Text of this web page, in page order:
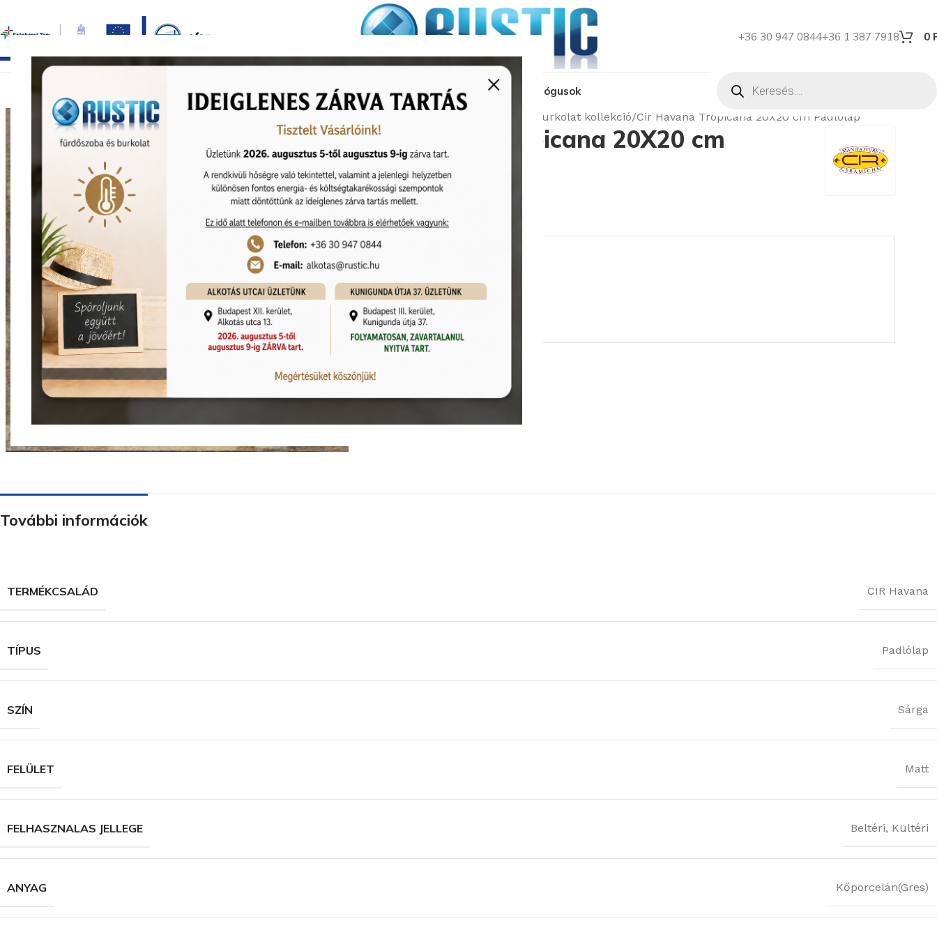
+36 30 947 0844+36 1 387 7918 0
termékek képgalériabemutatkozásüzleteink látványtervezés pályázat katalógusok
Nagyításhoz kattints ide
Cir Havana burkolat kollekció Cir Havana Tropicana 20X20 cm Padlólap
Cir Havana Tropicana 20X20 cm
Padlólap
Cikkszám:CIR/1052975
11 870Ft /m
KOSÁRBA TESZEM
További információk
TERMÉKCSALÁD CIR Havana
TÍPUS Padlólap
SZÍN Sárga
FELÜLET Matt
FELHASZNALAS JELLEGE Beltéri, Kültéri
ANYAG Kőporcelán(Gres)